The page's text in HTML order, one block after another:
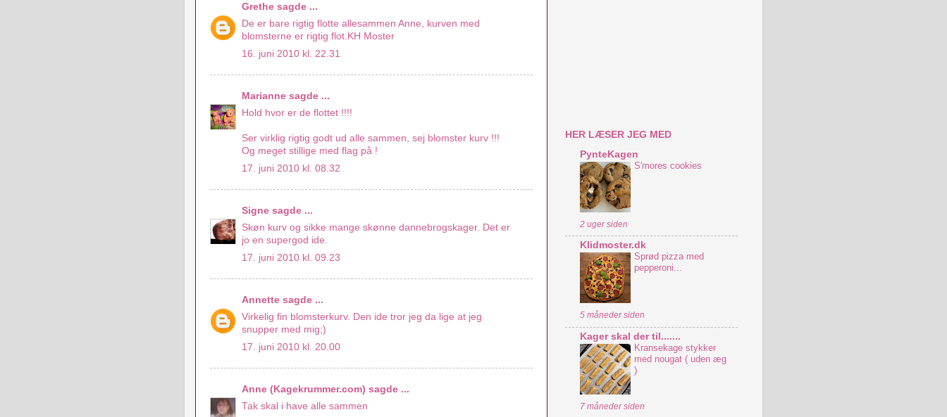
Grethe sagde ...
De er bare rigtig flotte allesammen Anne, kurven med
blomsterne er rigtig flot.KH Moster
16. juni 2010 kl. 22.31
Marianne sagde ...
Hold hvor er de flottet !!!!
Ser virklig rigtig godt ud alle sammen, sej blomster kurv !!!
Og meget stillige med flag på !
17. juni 2010 kl. 08.32
Signe sagde ...
Skøn kurv og sikke mange skønne dannebrogskager. Det er
jo en supergod ide.
17. juni 2010 kl. 09.23
Annette sagde ...
Virkelig fin blomsterkurv. Den ide tror jeg da lige at jeg
snupper med mig;)
17. juni 2010 kl. 20.00
Anne (Kagekrummer.com) sagde ...
Tak skal i have alle sammen
HER LÆSER JEG MED
PynteKagen
S'mores cookies
2 uger siden
Klidmoster.dk
Sprød pizza med
pepperoni...
5 måneder siden
Kager skal der til.......
Kransekage stykker
med nougat ( uden æg
)
7 måneder siden